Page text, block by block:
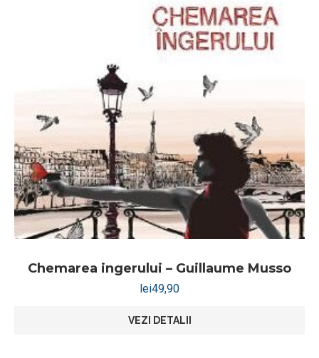
Chemarea ingerului – Guillaume Musso
lei49,90
VEZI DETALII